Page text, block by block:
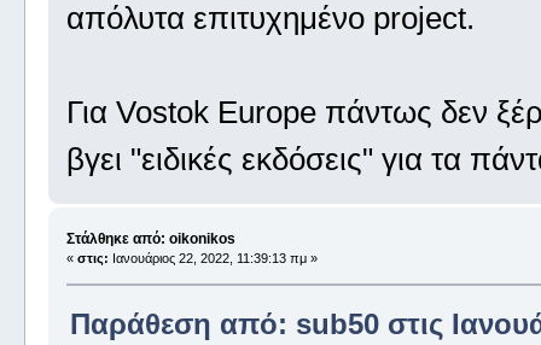
απόλυτα επιτυχημένο project.
Για Vostok Europe πάντως δεν
βγει "ειδικές εκδόσεις" για τα
Στάλθηκε από: oikonikos
« στις: Ιανουάριος 22, 2022, 11:39:13 πμ »
Παράθεση από: sub50 στις